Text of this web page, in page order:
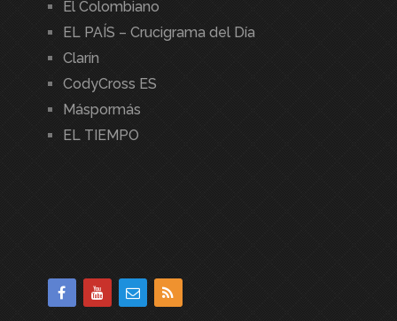
El Colombiano
EL PAÍS – Crucigrama del Día
Clarín
CodyCross ES
Máspormás
EL TIEMPO